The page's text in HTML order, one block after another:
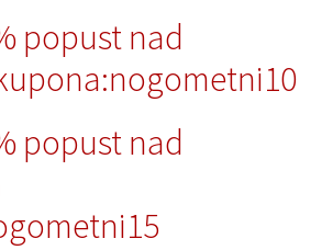
popust nad
popust nad